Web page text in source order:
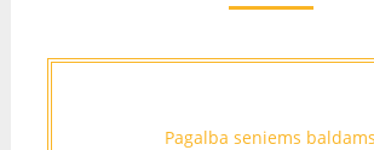
Pagalba seniems baldams